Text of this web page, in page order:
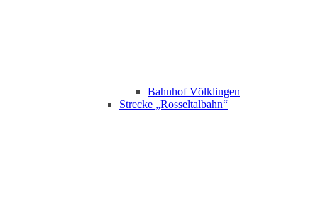
Bahnhof Völklingen
Strecke „Rosseltalbahn“